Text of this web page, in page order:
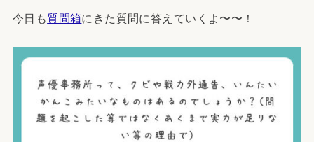
今日も質問箱にきた質問に答えていくよ〜〜！